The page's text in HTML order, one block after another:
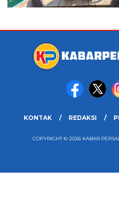
KONTAK REDAKSI
COPYRIGHT © 2026 KABAR